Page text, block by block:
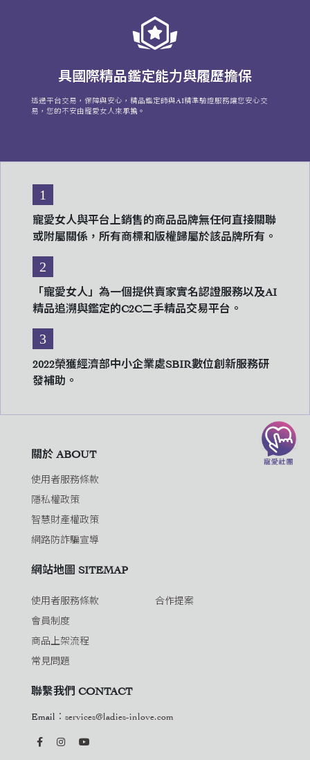
具國際精品鑑定能力與履歷擔保
透過平台交易，保障與安心，精品鑑定師與AI精準驗證服務讓您安心交
易，您的不安由寵愛女人來承擔。
1
寵愛女人與平台上銷售的商品品牌無任何直接關聯
或附屬關係，所有商標和版權歸屬於該品牌所有。
2
「寵愛女人」為一個提供賣家實名認證服務以及AI
精品追溯與鑑定的C2C二手精品交易平台。
3
2022榮獲經濟部中小企業處SBIR數位創新服務研
發補助。
關於 ABOUT
使用者服務條款
隱私權政策
智慧財產權政策
網路防詐騙宣導
網站地圖 SITEMAP
使用者服務條款
會員制度
商品上架流程
常見問題
合作提案
聯繫我們 CONTACT
Email： services@ladies-inlove.com